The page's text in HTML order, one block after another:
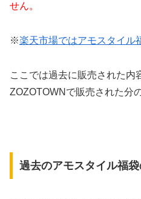
せん。
※楽天市場ではアモスタイル
ここでは過去に販売された内
ZOZOTOWNで販売された分
過去のアモスタイル福